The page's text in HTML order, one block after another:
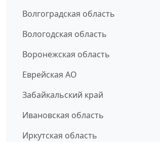
Волгоградская область
Вологодская область
Воронежская область
Еврейская АО
Забайкальский край
Ивановская область
Иркутская область